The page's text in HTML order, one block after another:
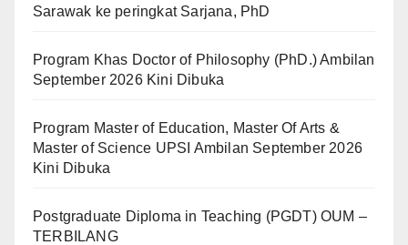
Sarawak ke peringkat Sarjana, PhD
Program Khas Doctor of Philosophy (PhD.) Ambilan
September 2026 Kini Dibuka
Program Master of Education, Master Of Arts &
Master of Science UPSI Ambilan September 2026
Kini Dibuka
Postgraduate Diploma in Teaching (PGDT) OUM –
TERBILANG